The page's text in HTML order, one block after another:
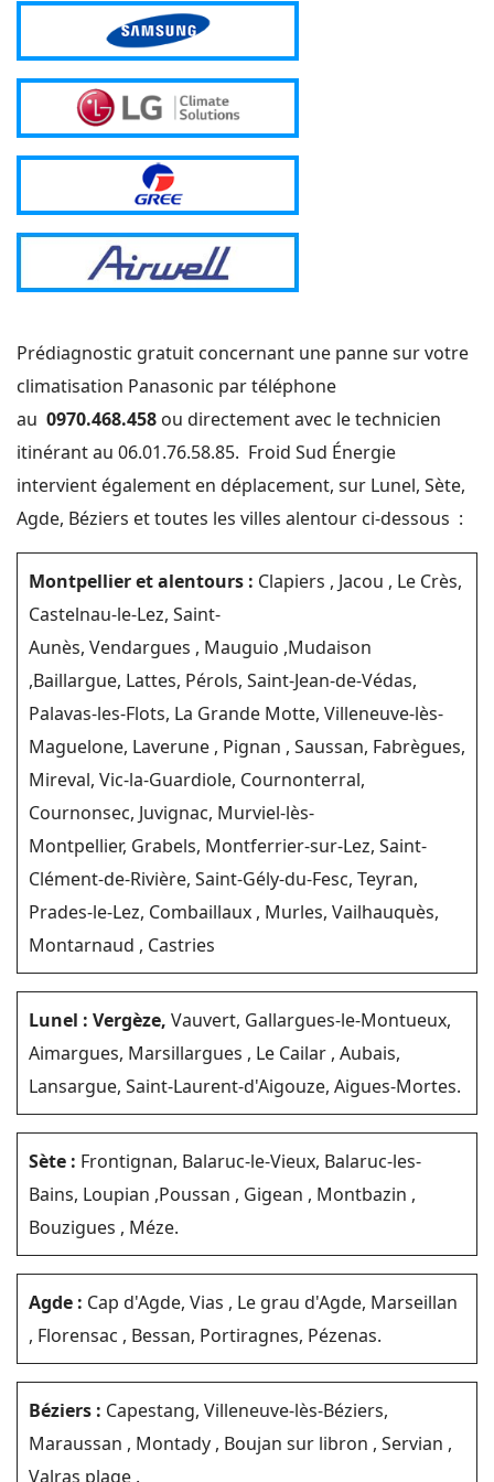
Prédiagnostic gratuit concernant une panne sur votre
climatisation Panasonic par téléphone
au 0970.468.458 ou directement avec le technicien
itinérant au 06.01.76.58.85. Froid Sud Énergie
intervient également en déplacement, sur Lunel, Sète,
Agde, Béziers et toutes les villes alentour ci-dessous :
Montpellier et alentours : Clapiers , Jacou , Le Crès,
Castelnau-le-Lez, Saint-
Aunès, Vendargues , Mauguio ,Mudaison
,Baillargue, Lattes, Pérols, Saint-Jean-de-Védas,
Palavas-les-Flots, La Grande Motte, Villeneuve-lès-
Maguelone, Laverune , Pignan , Saussan, Fabrègues,
Mireval, Vic-la-Guardiole, Cournonterral,
Cournonsec, Juvignac, Murviel-lès-
Montpellier, Grabels, Montferrier-sur-Lez, Saint-
Clément-de-Rivière, Saint-Gély-du-Fesc, Teyran,
Prades-le-Lez, Combaillaux , Murles, Vailhauquès,
Montarnaud , Castries
Lunel : Vergèze, Vauvert, Gallargues-le-Montueux,
Aimargues, Marsillargues , Le Cailar , Aubais,
Lansargue, Saint-Laurent-d'Aigouze, Aigues-Mortes.
Sète : Frontignan, Balaruc-le-Vieux, Balaruc-les-
Bains, Loupian ,Poussan , Gigean , Montbazin ,
Bouzigues , Méze.
Agde : Cap d'Agde, Vias , Le grau d'Agde, Marseillan
, Florensac , Bessan, Portiragnes, Pézenas.
Béziers : Capestang, Villeneuve-lès-Béziers,
Maraussan , Montady , Boujan sur libron , Servian ,
Valras plage .